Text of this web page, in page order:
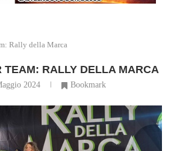
Rally della Marca
TEAM: RALLY DELLA MARCA
2024 Bookmark